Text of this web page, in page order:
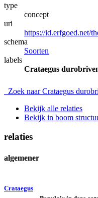
type
concept
uri
https://id.erfgoed.net/
schema
Soorten
labels
Crataegus
Zoek naar Crataegus
Bekijk alle relaties
Bekijk in boom
relaties
algemener
Crataegus